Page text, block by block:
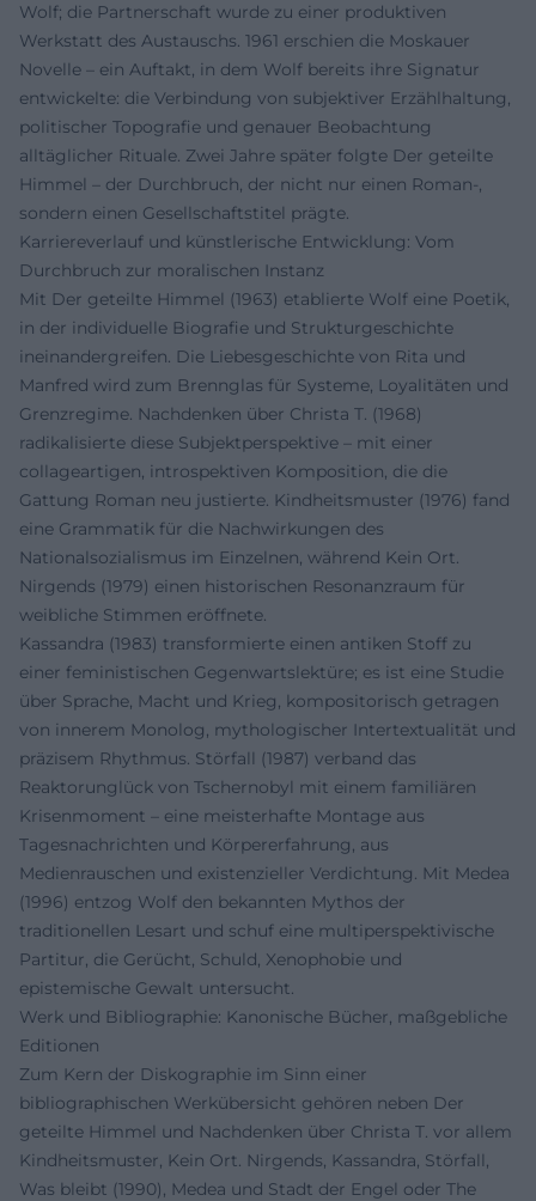
Wolf; die Partnerschaft wurde zu einer produktiven
Werkstatt des Austauschs. 1961 erschien die Moskauer
Novelle – ein Auftakt, in dem Wolf bereits ihre Signatur
entwickelte: die Verbindung von subjektiver Erzählhaltung,
politischer Topografie und genauer Beobachtung
alltäglicher Rituale. Zwei Jahre später folgte Der geteilte
Himmel – der Durchbruch, der nicht nur einen Roman-,
sondern einen Gesellschaftstitel prägte.
Karriereverlauf und künstlerische Entwicklung: Vom
Durchbruch zur moralischen Instanz
Mit Der geteilte Himmel (1963) etablierte Wolf eine Poetik,
in der individuelle Biografie und Strukturgeschichte
ineinandergreifen. Die Liebesgeschichte von Rita und
Manfred wird zum Brennglas für Systeme, Loyalitäten und
Grenzregime. Nachdenken über Christa T. (1968)
radikalisierte diese Subjektperspektive – mit einer
collageartigen, introspektiven Komposition, die die
Gattung Roman neu justierte. Kindheitsmuster (1976) fand
eine Grammatik für die Nachwirkungen des
Nationalsozialismus im Einzelnen, während Kein Ort.
Nirgends (1979) einen historischen Resonanzraum für
weibliche Stimmen eröffnete.
Kassandra (1983) transformierte einen antiken Stoff zu
einer feministischen Gegenwartslektüre; es ist eine Studie
über Sprache, Macht und Krieg, kompositorisch getragen
von innerem Monolog, mythologischer Intertextualität und
präzisem Rhythmus. Störfall (1987) verband das
Reaktorunglück von Tschernobyl mit einem familiären
Krisenmoment – eine meisterhafte Montage aus
Tagesnachrichten und Körpererfahrung, aus
Medienrauschen und existenzieller Verdichtung. Mit Medea
(1996) entzog Wolf den bekannten Mythos der
traditionellen Lesart und schuf eine multiperspektivische
Partitur, die Gerücht, Schuld, Xenophobie und
epistemische Gewalt untersucht.
Werk und Bibliographie: Kanonische Bücher, maßgebliche
Editionen
Zum Kern der Diskographie im Sinn einer
bibliographischen Werkübersicht gehören neben Der
geteilte Himmel und Nachdenken über Christa T. vor allem
Kindheitsmuster, Kein Ort. Nirgends, Kassandra, Störfall,
Was bleibt (1990), Medea und Stadt der Engel oder The